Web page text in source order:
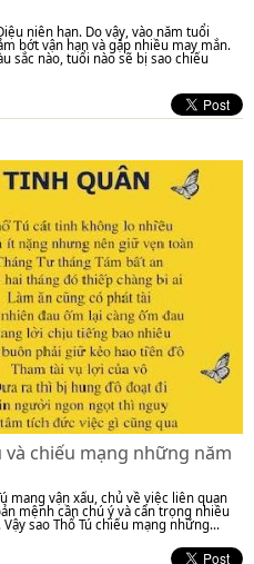
niên hạn. Do vậy, vào năm tuổi
bớt vận hạn và gặp nhiều may mắn.
sắc nào, tuổi nào sẽ bị sao chiếu
và chiếu mạng những năm
mang vận xấu, chủ về việc liên quan
mệnh cần chú ý và cẩn trọng nhiều
sao Thổ Tú chiếu mạng những...